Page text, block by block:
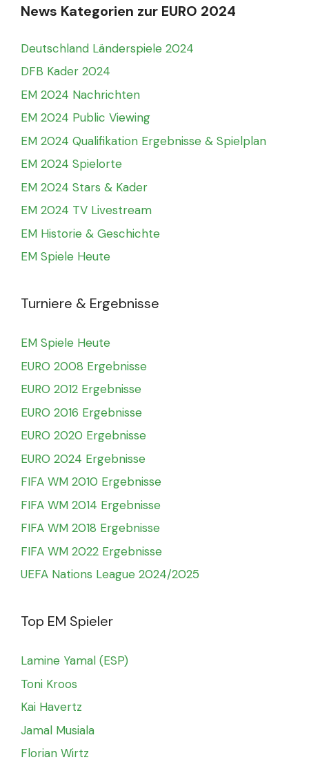
News Kategorien zur EURO 2024
Deutschland Länderspiele 2024
DFB Kader 2024
EM 2024 Nachrichten
EM 2024 Public Viewing
EM 2024 Qualifikation Ergebnisse & Spielplan
EM 2024 Spielorte
EM 2024 Stars & Kader
EM 2024 TV Livestream
EM Historie & Geschichte
EM Spiele Heute
Turniere & Ergebnisse
EM Spiele Heute
EURO 2008 Ergebnisse
EURO 2012 Ergebnisse
EURO 2016 Ergebnisse
EURO 2020 Ergebnisse
EURO 2024 Ergebnisse
FIFA WM 2010 Ergebnisse
FIFA WM 2014 Ergebnisse
FIFA WM 2018 Ergebnisse
FIFA WM 2022 Ergebnisse
UEFA Nations League 2024/2025
Top EM Spieler
Lamine Yamal (ESP)
Toni Kroos
Kai Havertz
Jamal Musiala
Florian Wirtz